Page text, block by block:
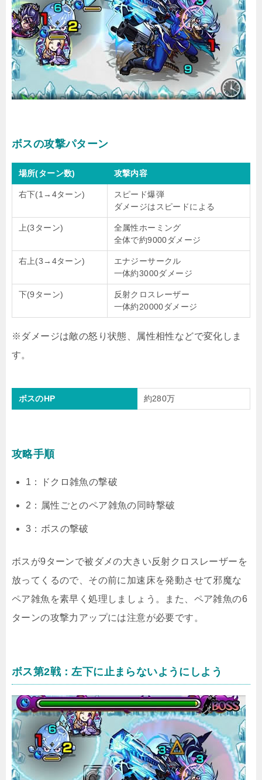
ボスの攻撃パターン
場所(ターン数) 攻撃内容
右下(1→4ターン)
スピード爆弾
ダメージはスピードによる
上(3ターン)
全属性ホーミング
全体で約9000ダメージ
右上(3→4ターン)
エナジーサークル
一体約3000ダメージ
下(9ターン)
反射クロスレーザー
一体約20000ダメージ
※ダメージは敵の怒り状態、属性相性などで変化しま
す。
ボスのHP 約280万
攻略手順
1：ドクロ雑魚の撃破
2：属性ごとのペア雑魚の同時撃破
3：ボスの撃破
ボスが9ターンで被ダメの大きい反射クロスレーザーを
放ってくるので、その前に加速床を発動させて邪魔な
ペア雑魚を素早く処理しましょう。また、ペア雑魚の6
ターンの攻撃力アップには注意が必要です。
ボス第2戦：左下に止まらないようにしよう